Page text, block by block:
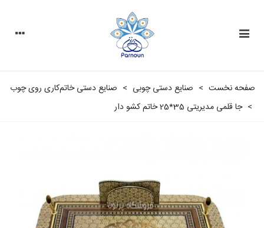
صفحه نخست > صنایع دستی چوبی > صنایع دستی خاتم‌کاری روی چوب
> جا قلمی مدیریتی 35*25 خاتم کشو دار